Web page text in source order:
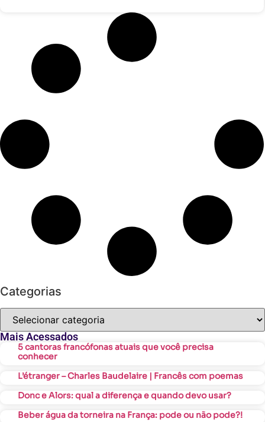
Categorias
Mais Acessados
5 cantoras francófonas atuais que você precisa
conhecer
L’étranger – Charles Baudelaire | Francês com poemas
Donc e Alors: qual a diferença e quando devo usar?
Beber água da torneira na França: pode ou não pode?!